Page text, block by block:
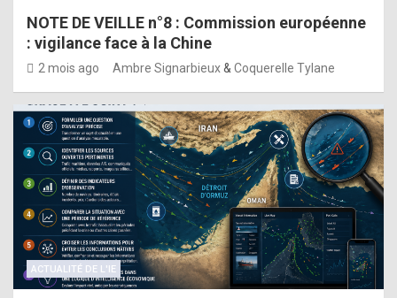
NOTE DE VEILLE n°8 : Commission européenne
: vigilance face à la Chine
2 mois ago Ambre Signarbieux& Coquerelle Tylane
ACTUALITÉ DE L'IE